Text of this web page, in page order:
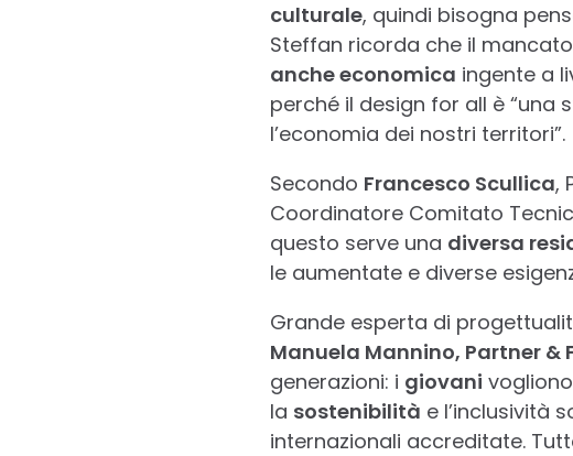
culturale, quindi bisogna
Steffan ricorda che il
anche economica ingente a
perché il design for all è “una
l’economia dei nostri territori”.
Secondo Francesco Scullica,
Coordinatore Comitato
questo serve una diversa
le aumentate e diverse
Grande esperta di
Manuela Mannino, Partner &
generazioni: i giovani
la sostenibilità e l’inclusività
internazionali accreditate.